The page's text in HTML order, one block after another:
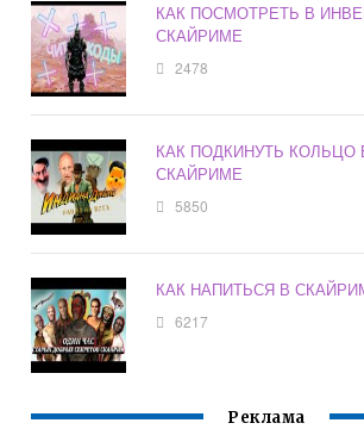
КАК ПОСМОТРЕТЬ В
СКАЙРИМЕ
2478
КАК ПОДКИНУТЬ
СКАЙРИМЕ
5850
КАК НАПИТЬСЯ В
6217
Реклама